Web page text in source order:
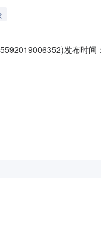
发布时
模块2锐力光电BPD-40-